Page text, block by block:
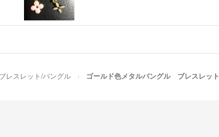
レスレット/バングル ゴールド色メタルバングル ブレスレット